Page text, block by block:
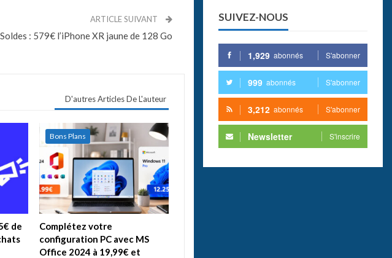
ARTICLE SUIVANT
Soldes : 579€ l’iPhone XR jaune de 128 Go
D'autres Articles De L'auteur
de
Bons Plans
Complétez votre
configuration PC avec MS
Office 2024 à 19,99€ et
SUIVEZ-NOUS
1,929 abonnés S'abonner
999 abonnés S'abonner
3,212 abonnés S'abonner
Newsletter S'inscrire